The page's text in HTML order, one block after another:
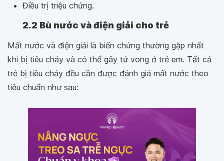
Điều trị triệu chứng.
2.2 Bù nước và điện giải cho trẻ
Mất nước và điện giải là biến chứng thường gặp nhất
khi bị tiêu chảy và có thể gây tử vong ở trẻ em. Tất cả
trẻ bị tiêu chảy đều cần được đánh giá mất nước theo
tiêu chuẩn như sau: